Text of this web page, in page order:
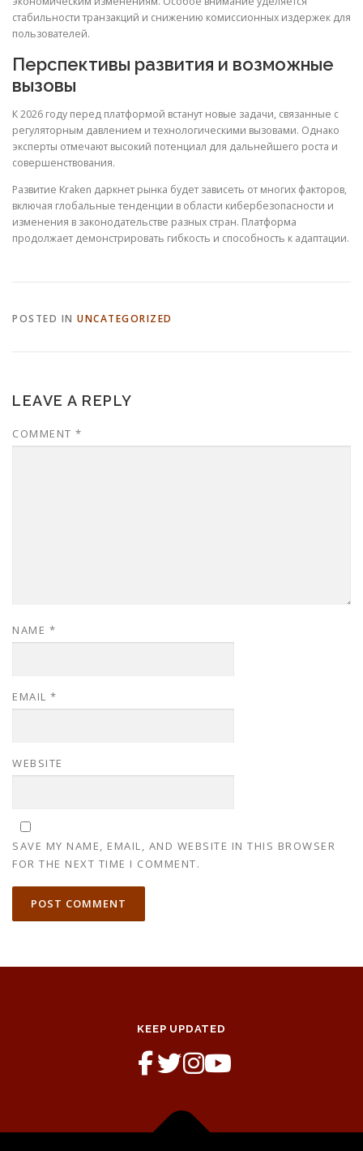
стабильности транзакций и снижению комиссионных издержек для
пользователей.
Перспективы развития и возможные
вызовы
К 2026 году перед платформой встанут новые задачи, связанные с
регуляторным давлением и технологическими вызовами. Однако
эксперты отмечают высокий потенциал для дальнейшего роста и
совершенствования.
Развитие Kraken даркнет рынка будет зависеть от многих факторов,
включая глобальные тенденции в области кибербезопасности и
изменения в законодательстве разных стран. Платформа
продолжает демонстрировать гибкость и способность к адаптации.
POSTED IN UNCATEGORIZED
LEAVE A REPLY
COMMENT *
NAME *
EMAIL *
WEBSITE
SAVE MY NAME, EMAIL, AND WEBSITE IN THIS BROWSER
FOR THE NEXT TIME I COMMENT.
KEEP UPDATED